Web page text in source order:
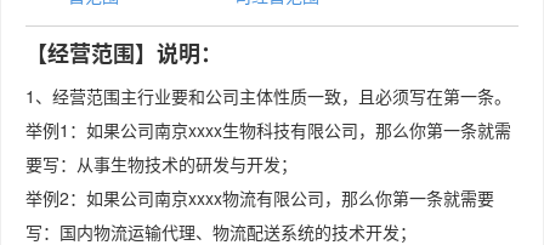
【经营范围】说明：
1、经营范围主行业要和公司主体性质一致，且必须写在第一条。
举例1：如果公司南京xxxx生物科技有限公司，那么你第一条就需
要写：从事生物技术的研发与开发；
举例2：如果公司南京xxxx物流有限公司，那么你第一条就需要
写：国内物流运输代理、物流配送系统的技术开发；